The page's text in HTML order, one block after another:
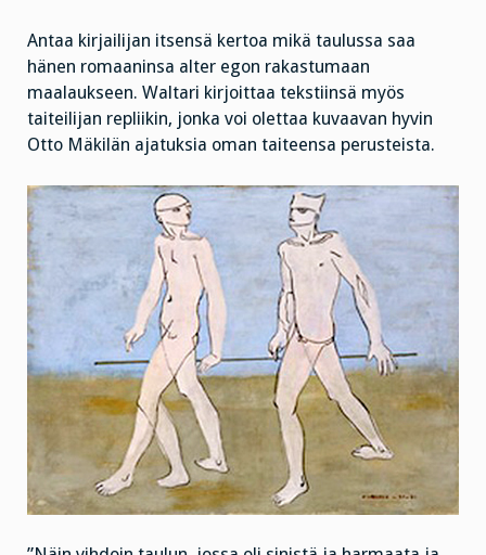
Antaa kirjailijan itsensä kertoa mikä taulussa saa
hänen romaaninsa alter egon rakastumaan
maalaukseen. Waltari kirjoittaa tekstiinsä myös
taiteilijan repliikin, jonka voi olettaa kuvaavan hyvin
Otto Mäkilän ajatuksia oman taiteensa perusteista.